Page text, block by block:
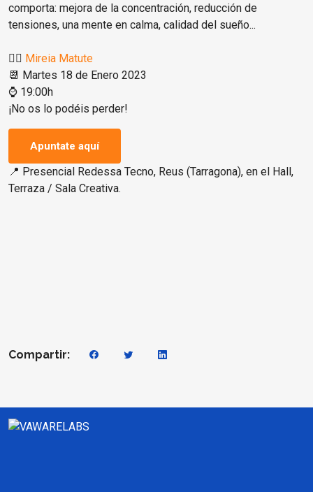
comporta: mejora de la concentración, reducción de
tensiones, una mente en calma, calidad del sueño...
🙍‍♂️ Mireia Matute
📆 Martes 18 de Enero 2023
⌚ 19:00h
¡No os lo podéis perder!
Apuntate aquí
📍 Presencial Redessa Tecno, Reus (Tarragona), en el Hall,
Terraza / Sala Creativa.
Compartir: